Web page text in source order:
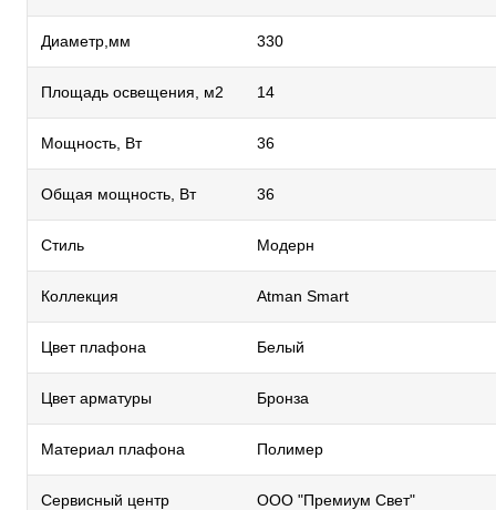
Диаметр,мм 330
Площадь освещения, м2 14
Мощность, Вт 36
Общая мощность, Вт 36
Стиль Модерн
Коллекция Atman Smart
Цвет плафона Белый
Цвет арматуры Бронза
Материал плафона Полимер
Сервисный центр ООО "Премиум Свет"